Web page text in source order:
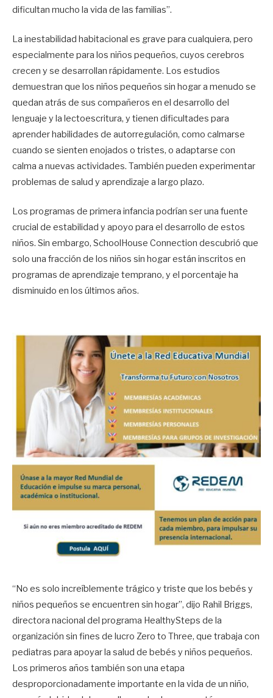
dificultan mucho la vida de las familias”.
La inestabilidad habitacional es grave para cualquiera, pero
especialmente para los niños pequeños, cuyos cerebros
crecen y se desarrollan rápidamente. Los estudios
demuestran que los niños pequeños sin hogar a menudo se
quedan atrás de sus compañeros en el desarrollo del
lenguaje y la lectoescritura, y tienen dificultades para
aprender habilidades de autorregulación, como calmarse
cuando se sienten enojados o tristes, o adaptarse con
calma a nuevas actividades. También pueden experimentar
problemas de salud y aprendizaje a largo plazo.
Los programas de primera infancia podrían ser una fuente
crucial de estabilidad y apoyo para el desarrollo de estos
niños. Sin embargo, SchoolHouse Connection descubrió que
solo una fracción de los niños sin hogar están inscritos en
programas de aprendizaje temprano, y el porcentaje ha
disminuido en los últimos años.
“No es solo increíblemente trágico y triste que los bebés y
niños pequeños se encuentren sin hogar”, dijo Rahil Briggs,
directora nacional del programa HealthySteps de la
organización sin fines de lucro Zero to Three, que trabaja con
pediatras para apoyar la salud de bebés y niños pequeños.
Los primeros años también son una etapa
desproporcionadamente importante en la vida de un niño,